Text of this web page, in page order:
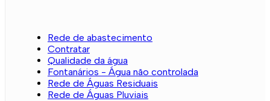
Rede de abastecimento
Contratar
Qualidade da água
Fontanários - Água não controlada
Rede de Águas Residuais
Rede de Águas Pluviais